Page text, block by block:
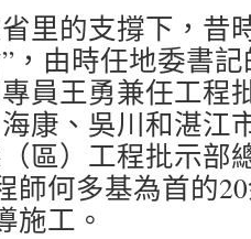
里的支撐下，昔
，由時任地委書
員王勇兼任工程
康、吳川和湛江
區）工程批示部
師何多基為首的
施工。